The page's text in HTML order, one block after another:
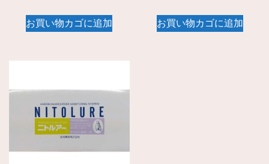
お買い物カゴに追加 お買い物カゴに追加